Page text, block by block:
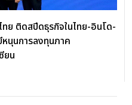
ทย ติดสปีดธุรกิจในไทย-อินโด-
หนุนการลงทุนภาค
ยน